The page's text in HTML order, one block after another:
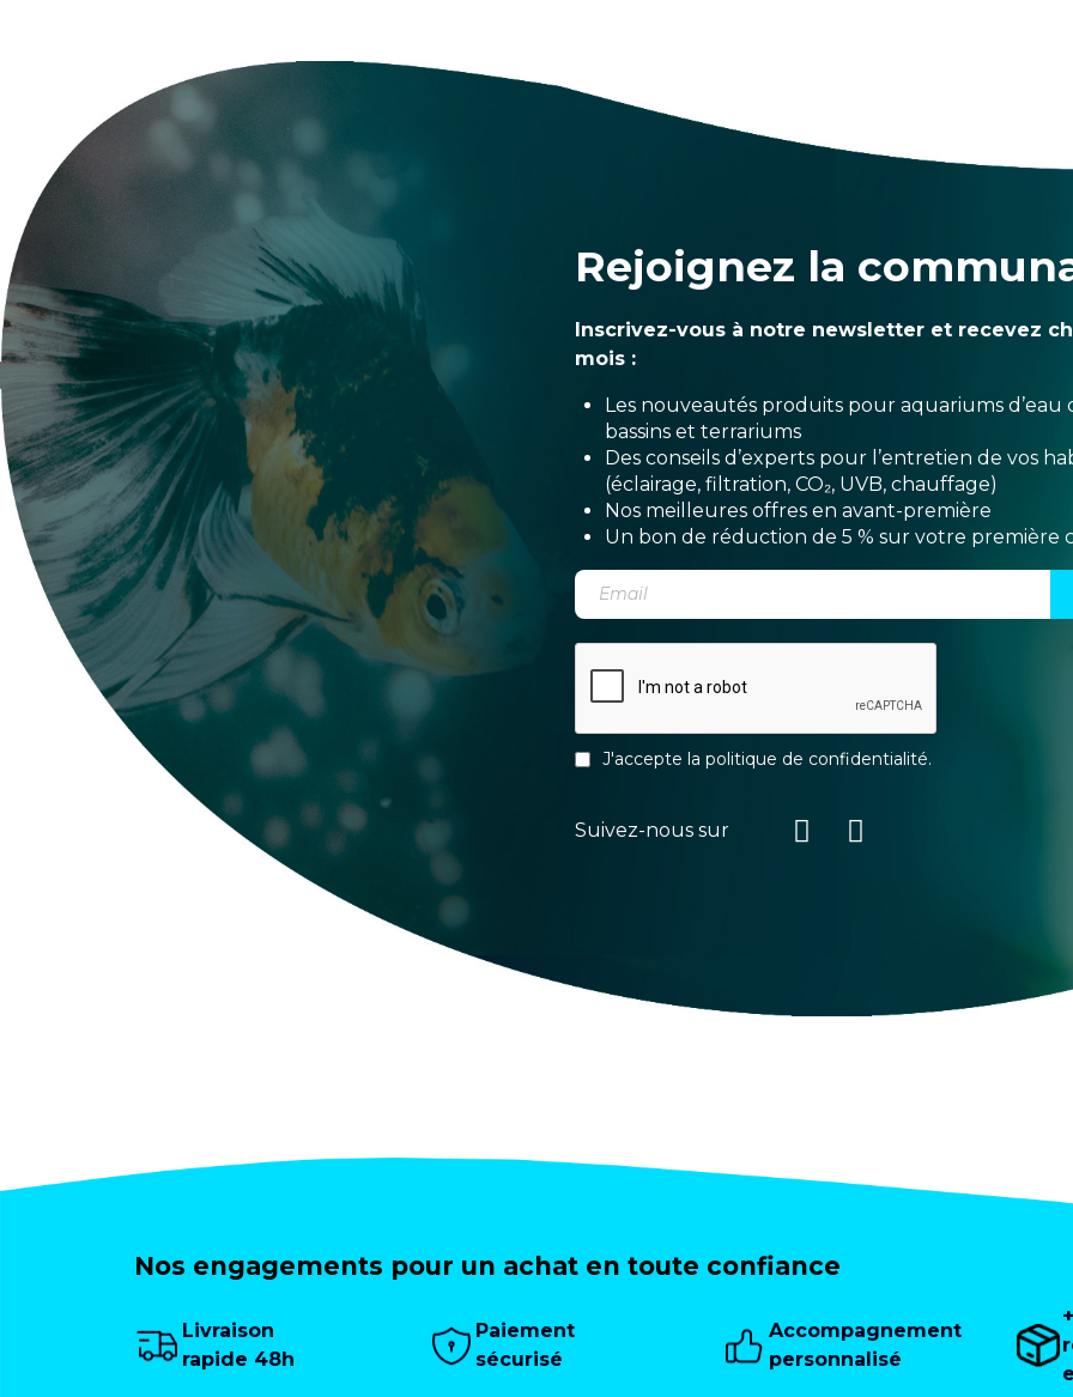
Rejoignez la
Inscrivez-vous à notre newsletter et recevez
mois :
Les nouveautés produits pour aquariums d’eau
bassins et terrariums
Des conseils d’experts pour l’entretien de vos
(éclairage, filtration, CO₂, UVB, chauffage)
Nos meilleures offres en avant-première
Un bon de réduction de 5 % sur votre première
J'accepte la politique de confidentialité.
Suivez-nous sur
Nos engagements pour un achat en toute confiance
Livraison
rapide 48h
Paiement
sécurisé
Accompagnement
personnalisé